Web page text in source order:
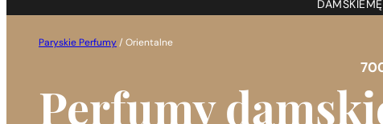
DAMSKIE
Paryskie Perfumy / Orientalne
Perfumy